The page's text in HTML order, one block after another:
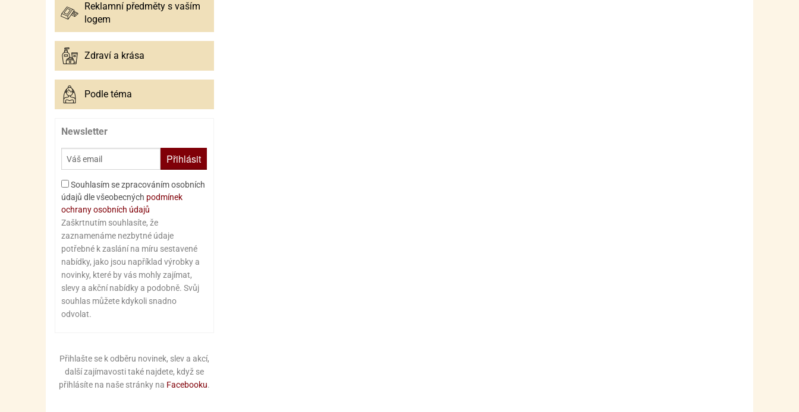
Reklamní předměty s vaším
logem
Zdraví a krása
Podle téma
Newsletter
Přihlásit
Souhlasím se zpracováním osobních
údajů dle všeobecných podmínek
ochrany osobních údajů
Zaškrtnutím souhlasíte, že
zaznamenáme nezbytné údaje
potřebné k zaslání na míru sestavené
nabídky, jako jsou například výrobky a
novinky, které by vás mohly zajímat,
slevy a akční nabídky a podobně. Svůj
souhlas můžete kdykoli snadno
odvolat.
Přihlašte se k odběru novinek, slev a akcí,
další zajímavosti také najdete, když se
přihlásíte na naše stránky na Facebooku.